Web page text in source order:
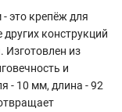
это крепёж для
конструкций
Изготовлен из
и
- 10 мм, длина - 92